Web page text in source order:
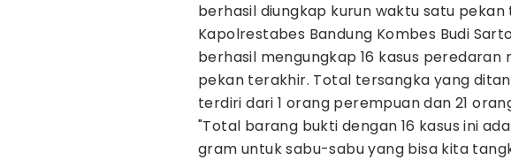
berhasil diungkap kurun waktu satu pekan
Kapolrestabes Bandung Kombes Budi
berhasil mengungkap 16 kasus peredaran
pekan terakhir. Total tersangka yang
terdiri dari 1 orang perempuan dan 21
"Total barang bukti dengan 16 kasus ini
gram untuk sabu-sabu yang bisa kita